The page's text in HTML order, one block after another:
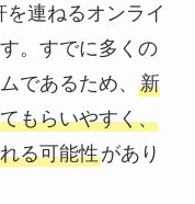
連ねるオンライ
。すでに多くの
であるため、
新
もらいやすく、
る可能性があり